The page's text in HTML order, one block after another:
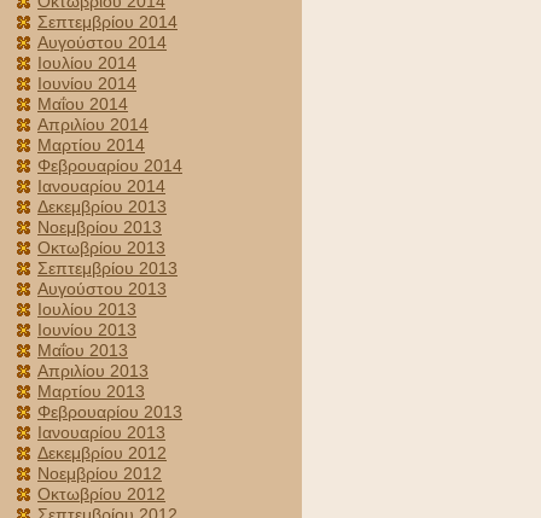
Σεπτεμβρίου 2014
Αυγούστου 2014
Ιουλίου 2014
Ιουνίου 2014
Μαΐου 2014
Απριλίου 2014
Μαρτίου 2014
Φεβρουαρίου 2014
Ιανουαρίου 2014
Δεκεμβρίου 2013
Νοεμβρίου 2013
Οκτωβρίου 2013
Σεπτεμβρίου 2013
Αυγούστου 2013
Ιουλίου 2013
Ιουνίου 2013
Μαΐου 2013
Απριλίου 2013
Μαρτίου 2013
Φεβρουαρίου 2013
Ιανουαρίου 2013
Δεκεμβρίου 2012
Νοεμβρίου 2012
Οκτωβρίου 2012